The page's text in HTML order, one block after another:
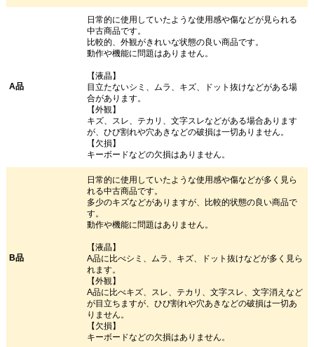
A品
日常的に使用していたような使用感や傷などが見られる
中古商品です。
比較的、外観がきれいな状態の良い商品です。
動作や機能に問題はありません。
【液晶】
目立たないシミ、ムラ、キズ、ドット抜けなどがある場
合があります。
【外観】
キズ、スレ、テカリ、文字スレなどがある場合あります
が、ひび割れや穴あきなどの破損は一切ありません。
【欠損】
キーボードなどの欠損はありません。
B品
日常的に使用していたような使用感や傷などが多く見ら
れる中古商品です。
多少のキズなどがありますが、比較的状態の良い商品で
す。
動作や機能に問題はありません。
【液晶】
A品に比べシミ、ムラ、キズ、ドット抜けなどが多く見ら
れます。
【外観】
A品に比べキズ、スレ、テカリ、文字スレ、文字消えなど
が目立ちますが、ひび割れや穴あきなどの破損は一切あ
りません。
【欠損】
キーボードなどの欠損はありません。